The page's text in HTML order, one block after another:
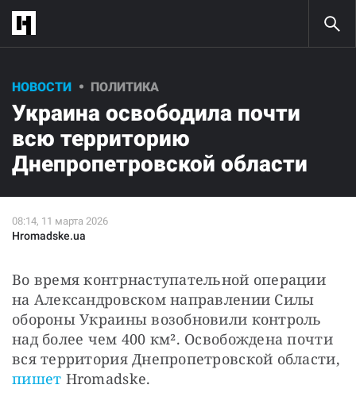
НОВОСТИ ПОЛИТИКА
Украина освободила почти
всю территорию
Днепропетровской области
Hromadske.ua
Во время контрнаступательной операции
на Александровском направлении Силы
обороны Украины возобновили контроль
над более чем 400 км². Освобождена почти
вся территория Днепропетровской области,
пишет Hromadske.